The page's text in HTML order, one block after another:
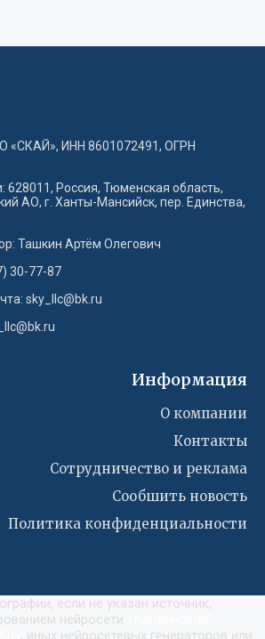
«СКАЙ», ИНН 8601072491, ОГРН
628011, Россия, Тюменская область,
АО, г. Ханты-Мансийск, пер. Единства,
Ташкин Артём Олегович
30-77-87
sky_llc@bk.ru
Информация
О компании
Контакты
Сотрудничество и реклама
Сообшить новость
Политика конфиденциальности
если не указан источник,
нейросети
, иных нейросетевых генераторов или